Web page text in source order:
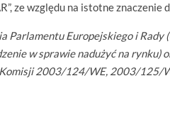
ze względu na istotne znaczenie
Parlamentu Europejskiego i
w sprawie nadużyć na
2003/124/WE, 2003/125/